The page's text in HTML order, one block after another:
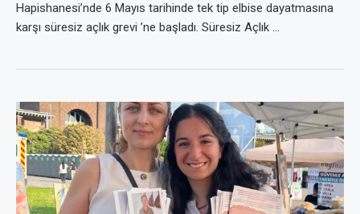
Hapishanesi’nde 6 Mayıs tarihinde tek tip elbise dayatmasına
karşı süresiz açlık grevi ’ne başladı. Süresiz Açlık …